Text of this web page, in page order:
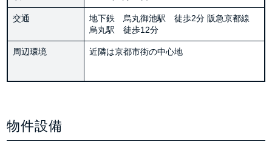
交通
地下鉄 烏丸御池駅 徒歩2分 阪急京都線
烏丸駅 徒歩12分
周辺環境 近隣は京都市街の中心地
物件設備